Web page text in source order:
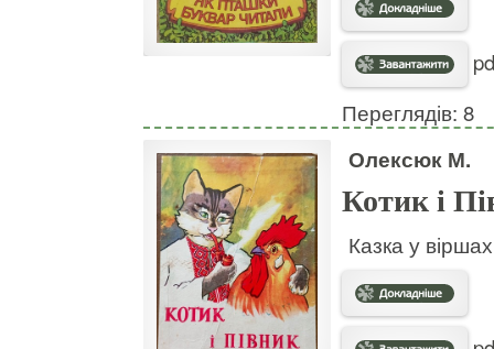
Переглядів: 8
Олексюк М.
Котик і
Казка у